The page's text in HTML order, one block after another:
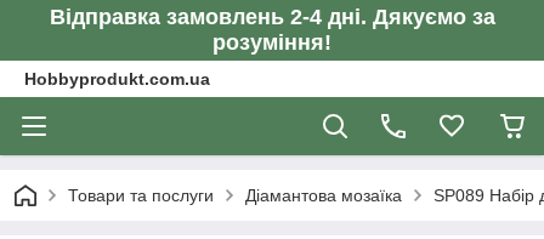
Відправка замовлень 2-4 дні. Дякуємо за
розуміння!
Hobbyprodukt.com.ua
Товари та послуги Діамантова мозаїка SP089 Набір